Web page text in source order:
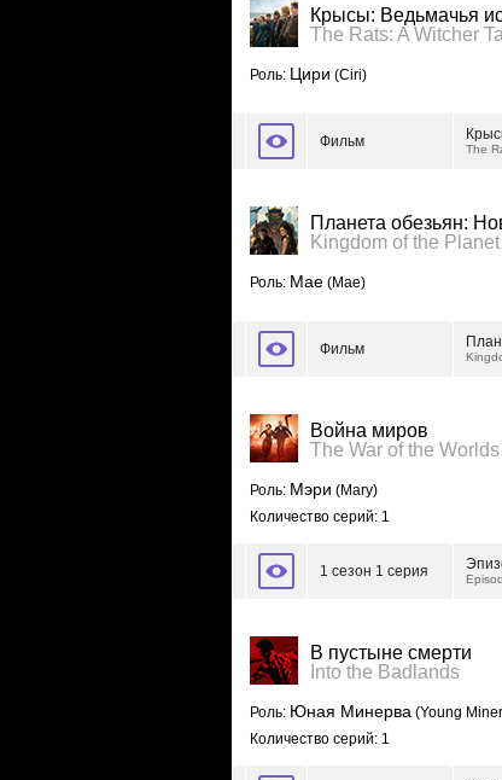
Крысы: Ведьмачья
The Rats: A Witcher
Роль: Цири (Ciri)
Фильм The
Планета обезьян:
Kingdom of the
Роль: Mae (Mae)
Фильм
Война миров
The War of the Worlds
Роль: Мэри (Mary)
Количество серий: 1
1 сезон 1 серия
В пустыне смерти
Into the Badlands
Роль: Юная Минерва (Young
Количество серий: 1